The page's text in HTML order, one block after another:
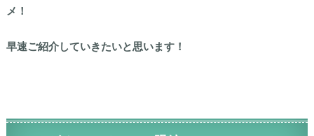
メ！
早速ご紹介していきたいと思います！